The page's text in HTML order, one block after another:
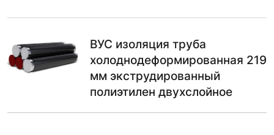
ВУС изоляция труба
холоднодеформированная 219
мм экструдированный
полиэтилен двухслойное